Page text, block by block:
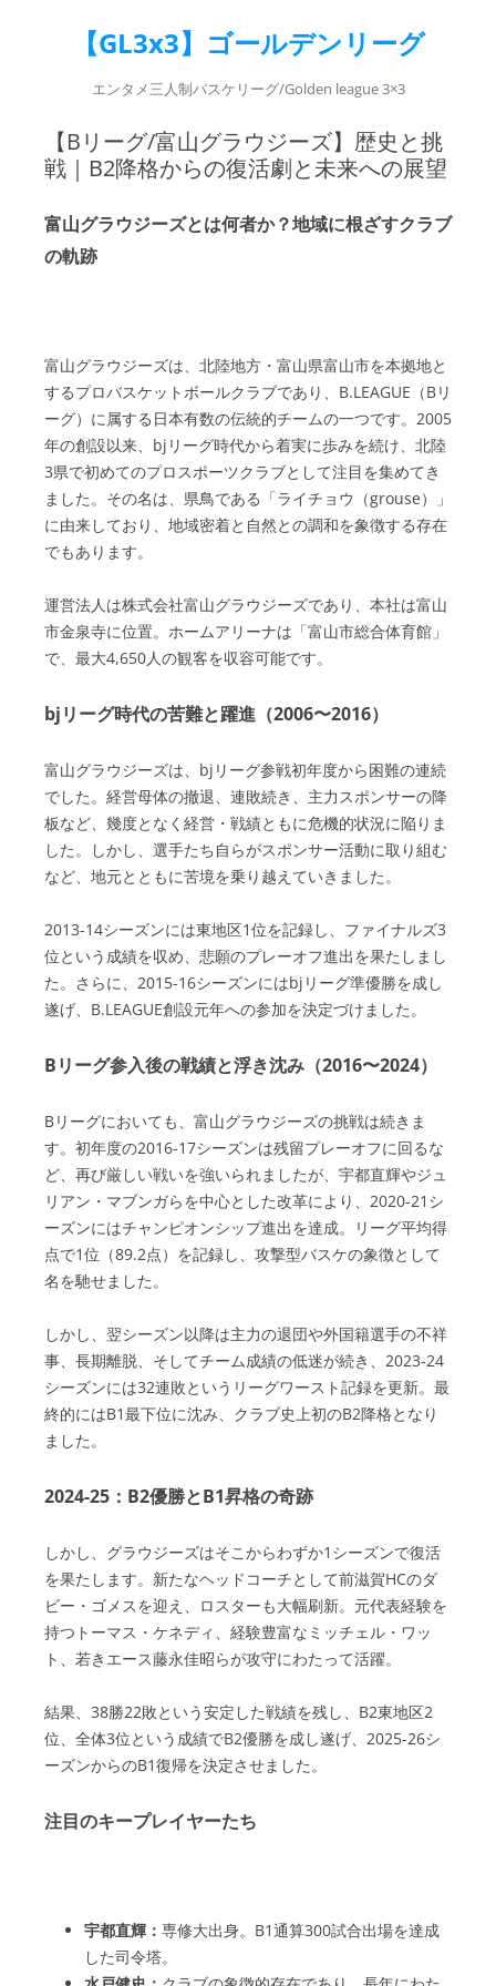
【GL3x3】ゴールデンリーグ
エンタメ三人制バスケリーグ/Golden league 3×3
【Bリーグ/富山グラウジーズ】歴史と挑
戦｜B2降格からの復活劇と未来への展望
富山グラウジーズとは何者か？地域に根ざすクラブ
の軌跡
富山グラウジーズは、北陸地方・富山県富山市を本拠地と
するプロバスケットボールクラブであり、B.LEAGUE（Bリ
ーグ）に属する日本有数の伝統的チームの一つです。2005
年の創設以来、bjリーグ時代から着実に歩みを続け、北陸
3県で初めてのプロスポーツクラブとして注目を集めてき
ました。その名は、県鳥である「ライチョウ（grouse）」
に由来しており、地域密着と自然との調和を象徴する存在
でもあります。
運営法人は株式会社富山グラウジーズであり、本社は富山
市金泉寺に位置。ホームアリーナは「富山市総合体育館」
で、最大4,650人の観客を収容可能です。
bjリーグ時代の苦難と躍進（2006〜2016）
富山グラウジーズは、bjリーグ参戦初年度から困難の連続
でした。経営母体の撤退、連敗続き、主力スポンサーの降
板など、幾度となく経営・戦績ともに危機的状況に陥りま
した。しかし、選手たち自らがスポンサー活動に取り組む
など、地元とともに苦境を乗り越えていきました。
2013-14シーズンには東地区1位を記録し、ファイナルズ3
位という成績を収め、悲願のプレーオフ進出を果たしまし
た。さらに、2015-16シーズンにはbjリーグ準優勝を成し
遂げ、B.LEAGUE創設元年への参加を決定づけました。
Bリーグ参入後の戦績と浮き沈み（2016〜2024）
Bリーグにおいても、富山グラウジーズの挑戦は続きま
す。初年度の2016-17シーズンは残留プレーオフに回るな
ど、再び厳しい戦いを強いられましたが、宇都直輝やジュ
リアン・マブンガらを中心とした改革により、2020-21シ
ーズンにはチャンピオンシップ進出を達成。リーグ平均得
点で1位（89.2点）を記録し、攻撃型バスケの象徴として
名を馳せました。
しかし、翌シーズン以降は主力の退団や外国籍選手の不祥
事、長期離脱、そしてチーム成績の低迷が続き、2023-24
シーズンには32連敗というリーグワースト記録を更新。最
終的にはB1最下位に沈み、クラブ史上初のB2降格となり
ました。
2024-25：B2優勝とB1昇格の奇跡
しかし、グラウジーズはそこからわずか1シーズンで復活
を果たします。新たなヘッドコーチとして前滋賀HCのダ
ビー・ゴメスを迎え、ロスターも大幅刷新。元代表経験を
持つトーマス・ケネディ、経験豊富なミッチェル・ワッ
ト、若きエース藤永佳昭らが攻守にわたって活躍。
結果、38勝22敗という安定した戦績を残し、B2東地区2
位、全体3位という成績でB2優勝を成し遂げ、2025-26シ
ーズンからのB1復帰を決定させました。
注目のキープレイヤーたち
宇都直輝： 専修大出身。B1通算300試合出場を達成
した司令塔。